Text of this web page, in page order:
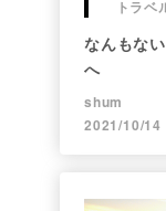
トラベ
なんもな
へ
shum
2021/10/14